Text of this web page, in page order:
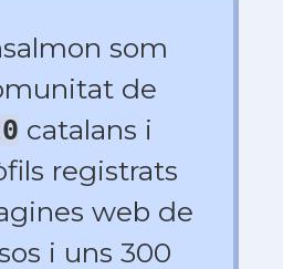
som
de
catalans i
registrats
web de
i uns 300